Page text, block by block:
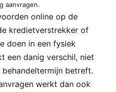
aanvragen.
online op de
kredietverstrekker of
doen in een fysiek
een danig verschil, niet
betreft.
werkt dan ook